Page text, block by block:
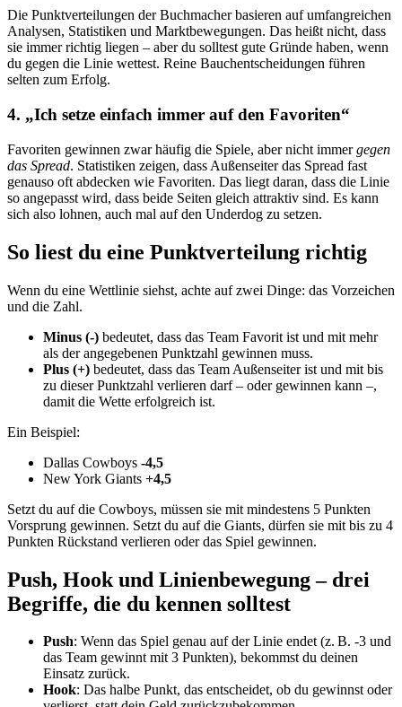
Die Punktverteilungen der Buchmacher basieren auf umfangreichen
Analysen, Statistiken und Marktbewegungen. Das heißt nicht, dass
sie immer richtig liegen – aber du solltest gute Gründe haben, wenn
du gegen die Linie wettest. Reine Bauchentscheidungen führen
selten zum Erfolg.
4. „Ich setze einfach immer auf den Favoriten“
Favoriten gewinnen zwar häufig die Spiele, aber nicht immergegen
das Spread. Statistiken zeigen, dass Außenseiter das Spread fast
genauso oft abdecken wie Favoriten. Das liegt daran, dass die Linie
so angepasst wird, dass beide Seiten gleich attraktiv sind. Es kann
sich also lohnen, auch mal auf den Underdog zu setzen.
So liest du eine Punktverteilung richtig
Wenn du eine Wettlinie siehst, achte auf zwei Dinge: das Vorzeichen
und die Zahl.
Minus (-) bedeutet, dass das Team Favorit ist und mit mehr
als der angegebenen Punktzahl gewinnen muss.
Plus (+) bedeutet, dass das Team Außenseiter ist und mit bis
zu dieser Punktzahl verlieren darf – oder gewinnen kann –,
damit die Wette erfolgreich ist.
Ein Beispiel:
Dallas Cowboys -4,5
New York Giants +4,5
Setzt du auf die Cowboys, müssen sie mit mindestens 5 Punkten
Vorsprung gewinnen. Setzt du auf die Giants, dürfen sie mit bis zu 4
Punkten Rückstand verlieren oder das Spiel gewinnen.
Push, Hook und Linienbewegung – drei
Begriffe, die du kennen solltest
Push: Wenn das Spiel genau auf der Linie endet (z. B. -3 und
das Team gewinnt mit 3 Punkten), bekommst du deinen
Einsatz zurück.
Hook: Das halbe Punkt, das entscheidet, ob du gewinnst oder